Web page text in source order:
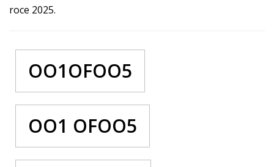
roce 2025.
OO1OFOO5
OO1 OFOO5